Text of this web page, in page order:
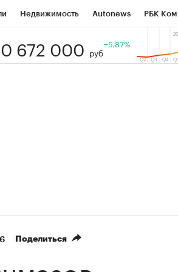
Недвижимость Autonews РБК
Тренды
672 000 руб
+5.87%
Поделиться